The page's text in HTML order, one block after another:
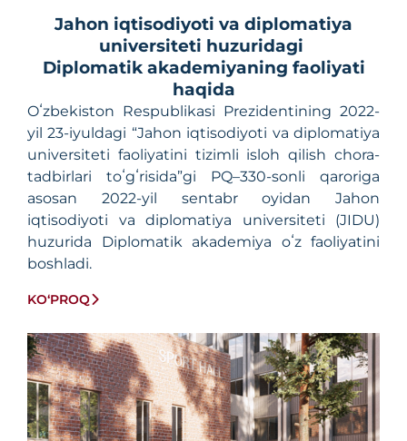
Jahon iqtisodiyoti va diplomatiya
universiteti huzuridagi
Diplomatik akademiyaning faoliyati
haqida
Oʻzbekiston Respublikasi Prezidentining 2022-
yil 23-iyuldagi “Jahon iqtisodiyoti va diplomatiya
universiteti faoliyatini tizimli isloh qilish chora-
tadbirlari toʻgʻrisida”gi PQ–330-sonli qaroriga
asosan 2022-yil sentabr oyidan Jahon
iqtisodiyoti va diplomatiya universiteti (JIDU)
huzurida Diplomatik akademiya oʻz faoliyatini
boshladi.
Davlat rahbari tomonidan belgilab berilgan
vazifalardan kelib chiqib, nisbatan qisqa vaqt
ichida Diplomatik akademiyaning tashkiliy-
meʼyoriy hujjatlari ishlab chiqildi va tasdiqlandi.
Jumladan, Dipakademiya shtat jadvali, oʻquv
rejalari va oʻquv dasturlari, tinglovchilar
KO‘PROQ